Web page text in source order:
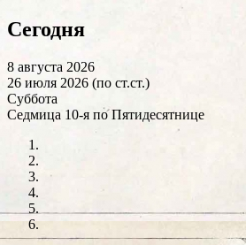
Сегодня
8 августа 2026
26 июля 2026 (по ст.ст.)
Суббота
Седмица 10-я по Пятидесятнице